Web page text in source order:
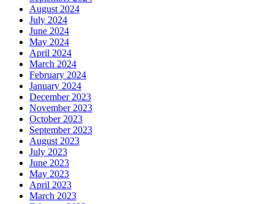
August 2024
July 2024
June 2024
May 2024
April 2024
March 2024
February 2024
January 2024
December 2023
November 2023
October 2023
September 2023
August 2023
July 2023
June 2023
May 2023
April 2023
March 2023